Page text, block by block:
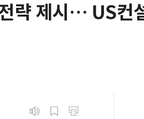
략 제시… US컨